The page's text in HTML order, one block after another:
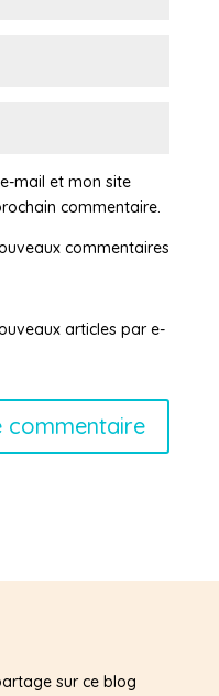
mail et mon site
commentaire.
commentaires
articles par e-
sur ce blog